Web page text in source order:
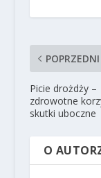
POPRZEDNI
Picie drożdży –
zdrowotne
skutki uboczne
O